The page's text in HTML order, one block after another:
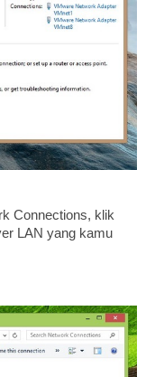
Connections, klik
LAN yang kamu